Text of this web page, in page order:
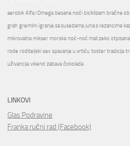
aerobik Alfa i Omega besane noći biciklizam bračne
grah gremlini igranje sa susedama juha s rezancima
mikrovalna mikser morska noć-noć mali zeko
rode roditeljski sex spavanje u vrtiću toster tradicija
uživancija vikend zabava čokolada
LINKOVI
Glas Podravine
Franka ručni rad (Facebook)